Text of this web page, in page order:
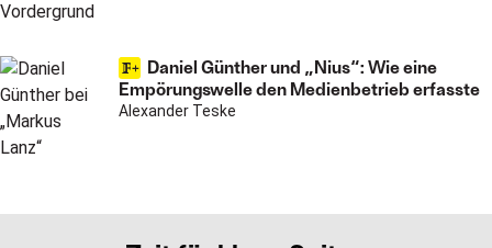
Daniel Günther und „Nius“: Wie eine
Empörungswelle den Medienbetrieb erfasste
Alexander Teske